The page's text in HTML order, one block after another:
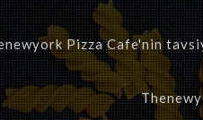
Pizza Cafe'nin